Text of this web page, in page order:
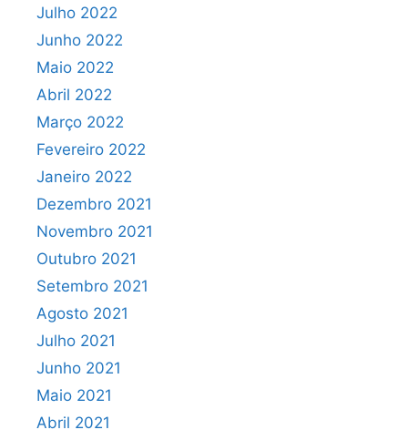
Julho 2022
Junho 2022
Maio 2022
Abril 2022
Março 2022
Fevereiro 2022
Janeiro 2022
Dezembro 2021
Novembro 2021
Outubro 2021
Setembro 2021
Agosto 2021
Julho 2021
Junho 2021
Maio 2021
Abril 2021